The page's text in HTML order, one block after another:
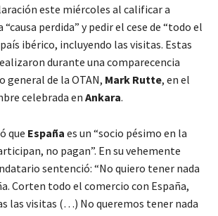
este miércoles al calificar a
“causa perdida” y pedir el cese de “todo el
ibérico, incluyendo las visitas. Estas
durante una comparecencia
general de la OTAN, Mark Rutte, en el
celebrada en Ankara.
que España es un “socio pésimo en la
no pagan”. En su vehemente
sentenció: “No quiero tener nada
Corten todo el comercio con España,
las visitas (…) No queremos tener nada